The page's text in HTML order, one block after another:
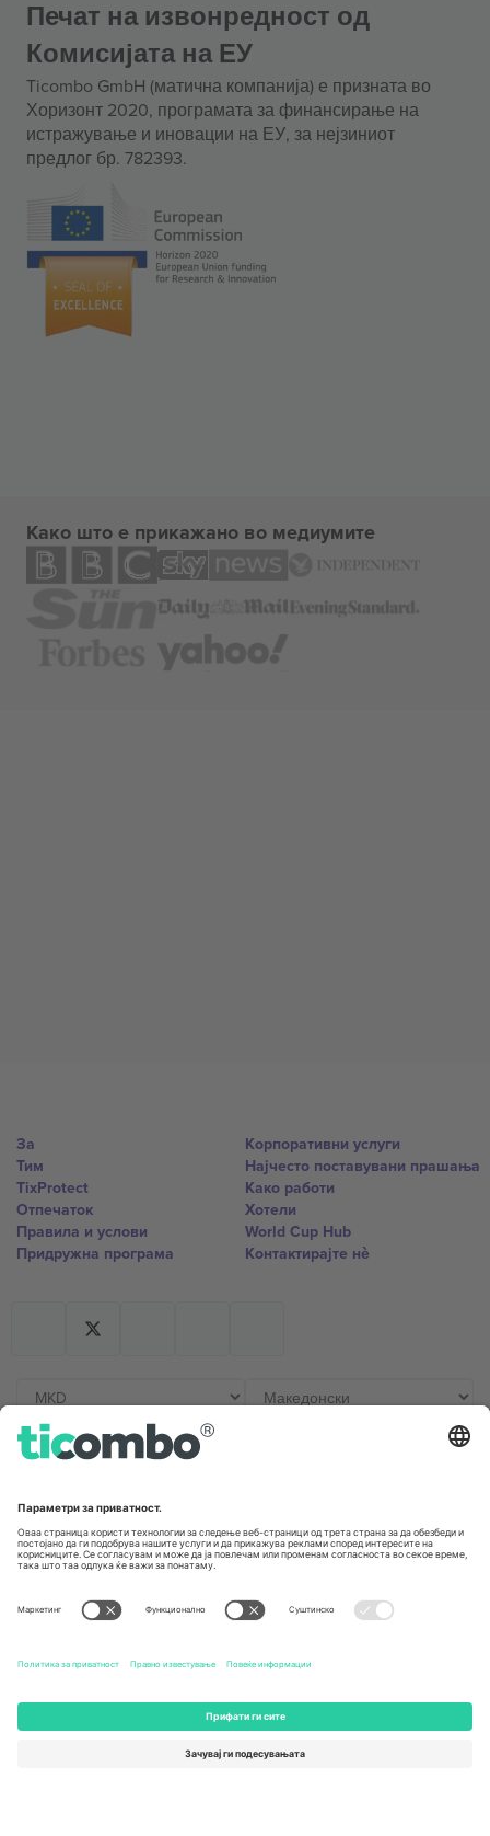
Печат на извонредност од
Комисијата на ЕУ
Ticombo GmbH (матична компанија) е призната во
Хоризонт 2020, програмата за финансирање на
истражување и иновации на ЕУ, за нејзиниот
предлог бр. 782393.
Како што е прикажано во медиумите
За
Тим
TixProtect
Отпечаток
Правила и услови
Придружна програма
Корпоративни услуги
Најчесто поставувани прашања
Како работи
Хотели
World Cup Hub
Контактирајте нѐ
Unter den Linden 24, 10117
Berlin, Germany
167 City Road, London, Greater
Kingdom
Newark, Delaware 19713, United
States
Engelberg, Switzerland